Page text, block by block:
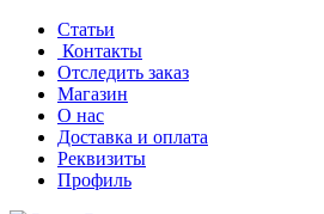
Перейти
навигации
Перейти
содержанию
Статьи
Контакты
Отследить заказ
Магазин
О нас
Доставка и оплата
Реквизиты
Профиль